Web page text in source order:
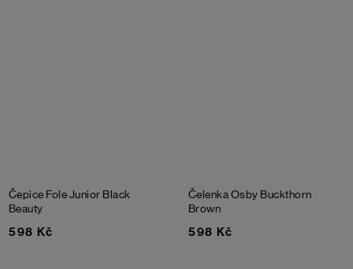
Čepice Fole Junior Black
Beauty
598 Kč
Čelenka Osby Buckthorn
Brown
598 Kč